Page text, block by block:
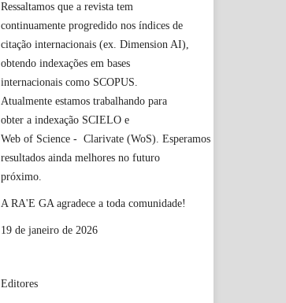
Ressaltamos que a revista tem
continuamente progredido nos índices de
citação internacionais (ex. Dimension AI),
obtendo indexações em bases
internacionais como SCOPUS.
Atualmente estamos trabalhando para
obter a indexação SCIELO e
Web of Science - Clarivate (WoS). Esperamos
resultados ainda melhores no futuro
próximo.
A RA'E GA agradece a toda comunidade!
19 de janeiro de 2026
Editores